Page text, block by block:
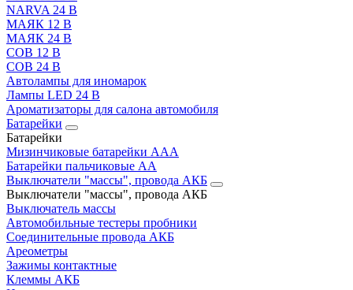
NARVA 24 В
МАЯК 12 В
МАЯК 24 В
COB 12 В
COB 24 В
Автолампы для иномарок
Лампы LED 24 B
Ароматизаторы для салона автомобиля
Батарейки
Батарейки
Мизинчиковые батарейки AAA
Батарейки пальчиковые АА
Выключатели "массы", провода АКБ
Выключатели "массы", провода АКБ
Выключатель массы
Автомобильные тестеры пробники
Соединительные провода АКБ
Ареометры
Зажимы контактные
Клеммы АКБ